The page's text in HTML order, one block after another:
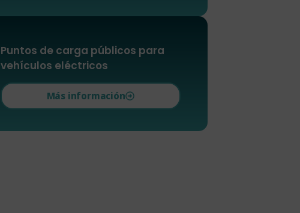
Puntos de carga públicos para
vehículos eléctricos
Más información